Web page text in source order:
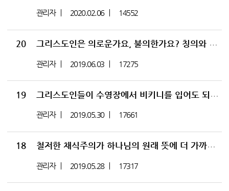
관리자 2020.02.06 14552
20 그리스도인은 의로운가요, 불의한가요? 칭의와 성화의 차이?-존 파이퍼 목사님에게 물어보세요 에피소드 0020
관리자 2019.06.03 17275
19 그리스도인들이 수영장에서 비키니를 입어도 되나요?-존 파이퍼 목사님에게 물어보세요 에피소드 0019
관리자 2019.05.30 17661
18 철저한 채식주의가 하나님의 원래 뜻에 더 가까운가요?-존 파이퍼 목사님에게 물어보세요 에피소드 0018
관리자 2019.05.28 17317